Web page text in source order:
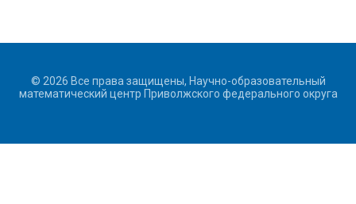
© 2026 Все права защищены, Научно-образовательный
математический центр Приволжского федерального округа